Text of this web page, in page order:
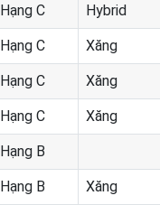
Hạng C Hybrid
Hạng C Xăng
Hạng C Xăng
Hạng C Xăng
Hạng B
Hạng B Xăng